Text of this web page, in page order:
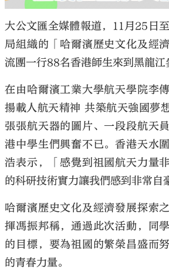
大公文匯全媒體報道，11月25日
局組織的「哈爾濱歷史文化及經
流團一行88名香港師生來到黑龍江
在由哈爾濱工業大學航天學院李
揚載人航天精神 共築航天強國夢
張張航天器的圖片、一段段航天
港中學生們興奮不已。香港天水
浩表示，「感覺到祖國航天力量
的科研技術實力讓我們感到非常自
哈爾濱歷史文化及經濟發展探索
揮馮振邦稱，通過此次活動，同
的目標，要為祖國的繁榮昌盛而
的青春力量。